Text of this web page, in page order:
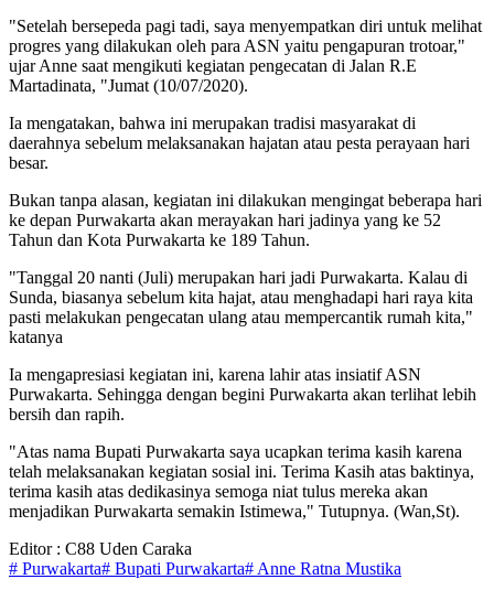
"Setelah bersepeda pagi tadi, saya menyempatkan diri untuk melihat
progres yang dilakukan oleh para ASN yaitu pengapuran trotoar,"
ujar Anne saat mengikuti kegiatan pengecatan di Jalan R.E
Martadinata, "Jumat (10/07/2020).
Ia mengatakan, bahwa ini merupakan tradisi masyarakat di
daerahnya sebelum melaksanakan hajatan atau pesta perayaan hari
besar.
Bukan tanpa alasan, kegiatan ini dilakukan mengingat beberapa hari
ke depan Purwakarta akan merayakan hari jadinya yang ke 52
Tahun dan Kota Purwakarta ke 189 Tahun.
"Tanggal 20 nanti (Juli) merupakan hari jadi Purwakarta. Kalau di
Sunda, biasanya sebelum kita hajat, atau menghadapi hari raya kita
pasti melakukan pengecatan ulang atau mempercantik rumah kita,"
katanya
Ia mengapresiasi kegiatan ini, karena lahir atas insiatif ASN
Purwakarta. Sehingga dengan begini Purwakarta akan terlihat lebih
bersih dan rapih.
"Atas nama Bupati Purwakarta saya ucapkan terima kasih karena
telah melaksanakan kegiatan sosial ini. Terima Kasih atas baktinya,
terima kasih atas dedikasinya semoga niat tulus mereka akan
menjadikan Purwakarta semakin Istimewa," Tutupnya. (Wan,St).
Editor : C88 Uden Caraka
# Purwakarta# Bupati Purwakarta# Anne Ratna Mustika